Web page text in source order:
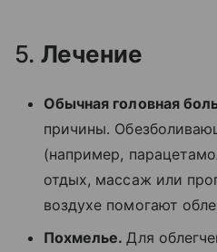
5. Лечение
Обычная головная
причины.
(например,
отдых, массаж или
воздухе помогают
Похмелье.Для